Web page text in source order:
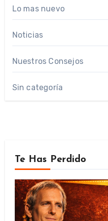
Lo mas nuevo
Noticias
Nuestros Consejos
Sin categoría
Te Has Perdido